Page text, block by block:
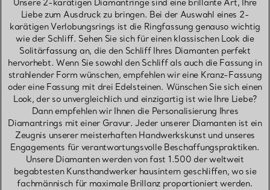
Unsere 2-karätigen Diamantringe sind eine brillante Art, Ihre
Liebe zum Ausdruck zu bringen. Bei der Auswahl eines 2-
karätigen Verlobungsrings ist die Ringfassung genauso wichtig
wie der Schliff. Sehen Sie sich für einen klassischen Look die
Solitärfassung an, die den Schliff Ihres Diamanten perfekt
hervorhebt. Wenn Sie sowohl den Schliff als auch die Fassung in
strahlender Form wünschen, empfehlen wir eine Kranz-Fassung
oder eine Fassung mit drei Edelsteinen. Wünschen Sie sich einen
Look, der so unvergleichlich und einzigartig ist wie Ihre Liebe?
Dann empfehlen wir Ihnen die Personalisierung Ihres
Diamantrings mit einer Gravur. Jeder unserer Diamanten ist ein
Zeugnis unserer meisterhaften Handwerkskunst und unseres
Engagements für verantwortungsvolle Beschaffungspraktiken.
Unsere Diamanten werden von fast 1.500 der weltweit
begabtesten Kunsthandwerker hausintern geschliffen, wo sie
fachmännisch für maximale Brillanz proportioniert werden.